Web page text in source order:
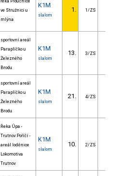
řeka Ploučnice
ve Stružnici u
mlýna
K1M
slalom
1. 1/ZS
sportovní areál
Paraplíčko u
Železného
Brodu
K1M
slalom
13. 3/ZS
sportovní areál
Paraplíčko u
Železného
Brodu
K1M
slalom
21. 4/ZS
Řeka Úpa -
Trutnov Poříčí -
areál loděnice
Lokomotiva
Trutnov
K1M
slalom
10. 2/ZS